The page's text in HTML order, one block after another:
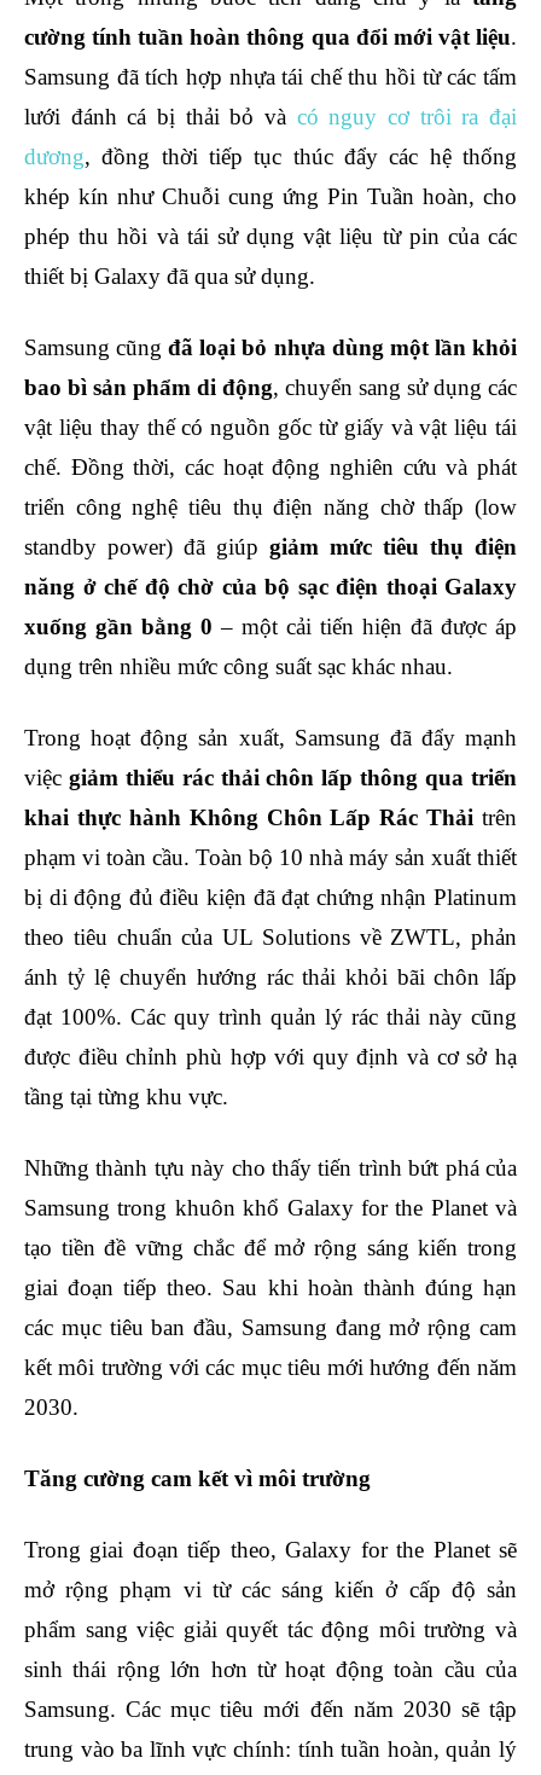
cường tính tuần hoàn thông qua đổi mới vật liệu.
Samsung đã tích hợp nhựa tái chế thu hồi từ các tấm
lưới đánh cá bị thải bỏ và có nguy cơ trôi ra đại
dương, đồng thời tiếp tục thúc đẩy các hệ thống
khép kín như Chuỗi cung ứng Pin Tuần hoàn, cho
phép thu hồi và tái sử dụng vật liệu từ pin của các
thiết bị Galaxy đã qua sử dụng.
Samsung cũngđã loại bỏ nhựa dùng một lần khỏi
bao bì sản phẩm di động, chuyển sang sử dụng các
vật liệu thay thế có nguồn gốc từ giấy và vật liệu tái
chế. Đồng thời, các hoạt động nghiên cứu và phát
triển công nghệ tiêu thụ điện năng chờ thấp (low
standby power) đã giúp giảm mức tiêu thụ điện
năng ở chế độ chờ của bộ sạc điện thoại Galaxy
xuống gần bằng 0 – một cải tiến hiện đã được áp
dụng trên nhiều mức công suất sạc khác nhau.
Trong hoạt động sản xuất, Samsung đã đẩy mạnh
việc giảm thiểu rác thải chôn lấp thông qua triển
khai thực hành Không Chôn Lấp Rác Thải trên
phạm vi toàn cầu. Toàn bộ 10 nhà máy sản xuất thiết
bị di động đủ điều kiện đã đạt chứng nhận Platinum
theo tiêu chuẩn của UL Solutions về ZWTL, phản
ánh tỷ lệ chuyển hướng rác thải khỏi bãi chôn lấp
đạt 100%. Các quy trình quản lý rác thải này cũng
được điều chỉnh phù hợp với quy định và cơ sở hạ
tầng tại từng khu vực.
Những thành tựu này cho thấy tiến trình bứt phá của
Samsung trong khuôn khổ Galaxy for the Planet và
tạo tiền đề vững chắc để mở rộng sáng kiến trong
giai đoạn tiếp theo. Sau khi hoàn thành đúng hạn
các mục tiêu ban đầu, Samsung đang mở rộng cam
kết môi trường với các mục tiêu mới hướng đến năm
2030.
Tăng cường cam kết vì môi trường
Trong giai đoạn tiếp theo, Galaxy for the Planet sẽ
mở rộng phạm vi từ các sáng kiến ở cấp độ sản
phẩm sang việc giải quyết tác động môi trường và
sinh thái rộng lớn hơn từ hoạt động toàn cầu của
Samsung. Các mục tiêu mới đến năm 2030 sẽ tập
trung vào ba lĩnh vực chính: tính tuần hoàn, quản lý